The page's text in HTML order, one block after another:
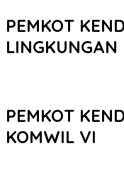
PEMKOT
LINGKUNGAN
PEMKOT
KOMWIL VI